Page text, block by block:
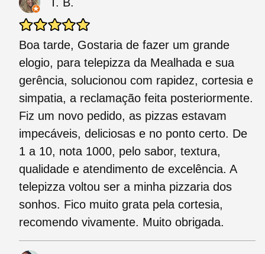
T. B.
Boa tarde, Gostaria de fazer um grande
elogio, para telepizza da Mealhada e sua
gerência, solucionou com rapidez, cortesia e
simpatia, a reclamação feita posteriormente.
Fiz um novo pedido, as pizzas estavam
impecáveis, deliciosas e no ponto certo. De
1 a 10, nota 1000, pelo sabor, textura,
qualidade e atendimento de excelência. A
telepizza voltou ser a minha pizzaria dos
sonhos. Fico muito grata pela cortesia,
recomendo vivamente. Muito obrigada.